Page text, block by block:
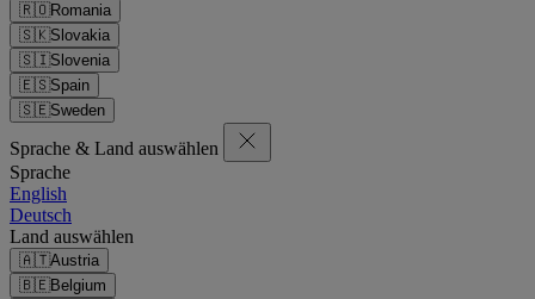
🇷🇴Romania
🇸🇰Slovakia
🇸🇮Slovenia
🇪🇸Spain
🇸🇪Sweden
Sprache & Land auswählen
Sprache
English
Deutsch
Land auswählen
🇦🇹Austria
🇧🇪Belgium